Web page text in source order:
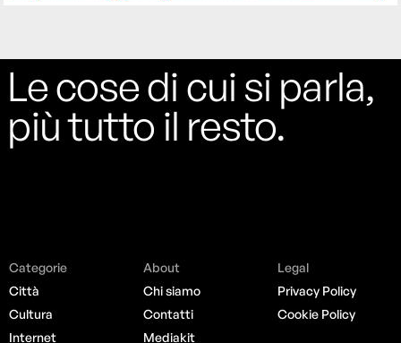
Le cose di cui si parla,
più tutto il resto.
Categorie
Città
Cultura
Internet
About
Chi siamo
Contatti
Mediakit
Legal
Privacy Policy
Cookie Policy